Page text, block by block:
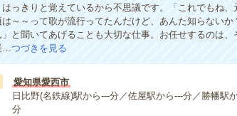
っきりと覚えているから不思議です。「これでもね
～～って歌が流行ってたんだけど、あんた知らない
」と聞いてあげることも大切な仕事。お任せするのは、
…つづきを見る
愛知県愛西市
日比野(名鉄線)駅から---分／佐屋駅から---分／勝幡駅
分